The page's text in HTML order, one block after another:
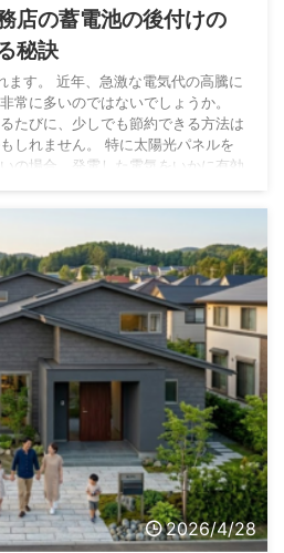
店の蓄電池の後付けの
秘訣
ます。 近年、急激な電気代の高騰に
常に多いのではないでしょうか。
たびに、少しでも節約できる方法は
しれません。 特に太陽光パネルを
の場合、発電した電気をいかに有効
会社に安く買い取ってもらうより
既存の太陽光発電シス ...
2026/4/28